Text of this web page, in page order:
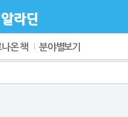
나온 책 분야별보기